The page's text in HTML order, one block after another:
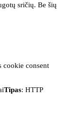
sričių. Be šių
cookie consent
Tipas: HTTP